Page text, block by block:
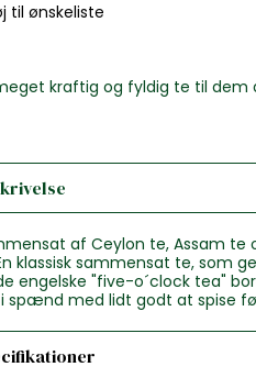
til ønskeliste
kraftig og fyldig te til dem
af Ceylon te, Assam te
klassisk sammensat te, som
engelske "five-o´clock tea"
spænd med lidt godt at spise